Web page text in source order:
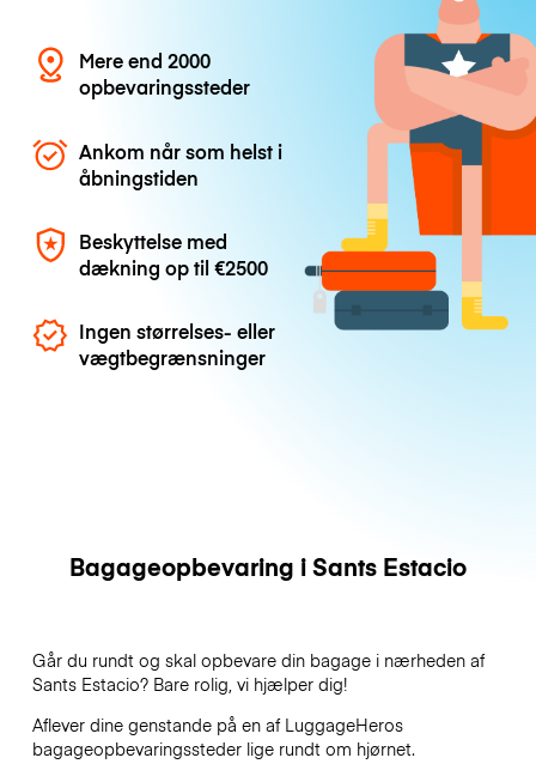
Mere end 2000
opbevaringssteder
Ankom når som helst i
åbningstiden
Beskyttelse med
dækning op til€2500
Ingen størrelses- eller
vægtbegrænsninger
Bagageopbevaring i Sants Estacio
Går du rundt og skal opbevare din bagage i nærheden af
Sants Estacio? Bare rolig, vi hjælper dig!
Aflever dine genstande på en af LuggageHeros
bagageopbevaringssteder lige rundt om hjørnet.